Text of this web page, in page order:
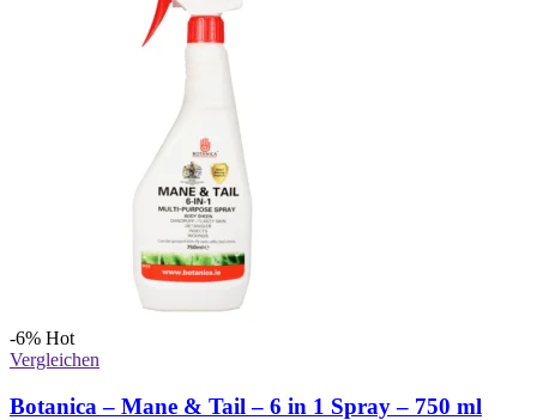
-6% Hot
Vergleichen
Botanica – Mane & Tail – 6 in 1 Spray – 750 ml